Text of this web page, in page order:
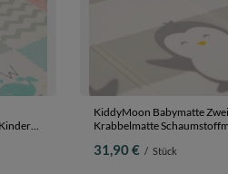
Für
KiddyMoon Babymatte
Krabbelmatte
Entwicklung Sicherer Und
31,90 € / Stück